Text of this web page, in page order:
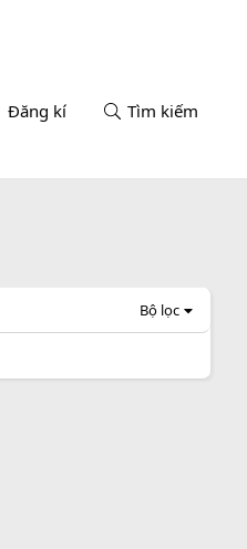
Đăng kí Tìm kiếm
Bộ lọc